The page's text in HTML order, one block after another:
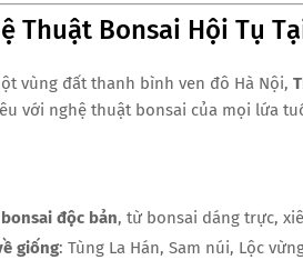
Thuật Bonsai Hội Tụ
vùng đất thanh bình ven đô Hà Nội,
với nghệ thuật bonsai của mọi lứa
độc bản, từ bonsai dáng trực,
giống: Tùng La Hán, Sam núi, Lộc